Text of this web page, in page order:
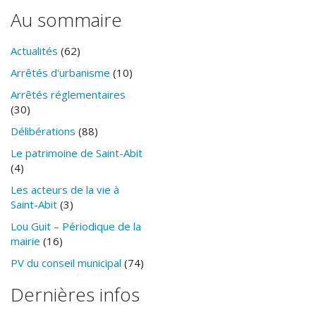
Au sommaire
Actualités (62)
Arrêtés d'urbanisme (10)
Arrêtés réglementaires
(30)
Délibérations (88)
Le patrimoine de Saint-Abit
(4)
Les acteurs de la vie à
Saint-Abit (3)
Lou Guit – Périodique de la
mairie (16)
PV du conseil municipal (74)
Dernières infos